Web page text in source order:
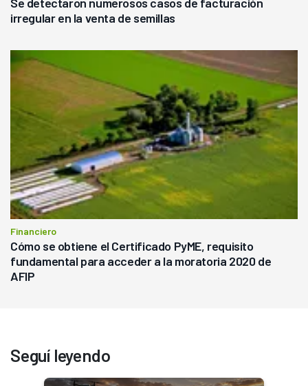
irregular en la venta de semillas
Financiero
Cómo se obtiene el Certificado PyME, requisito
fundamental para acceder a la moratoria 2020 de
AFIP
Seguí leyendo